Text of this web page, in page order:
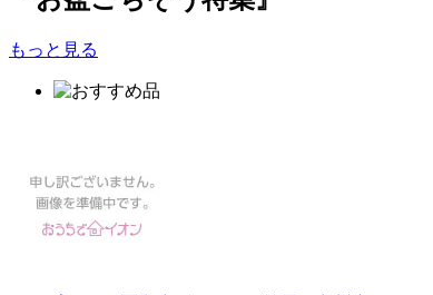
もっと見る